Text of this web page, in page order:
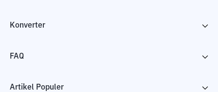
Konverter
FAQ
Artikel Populer